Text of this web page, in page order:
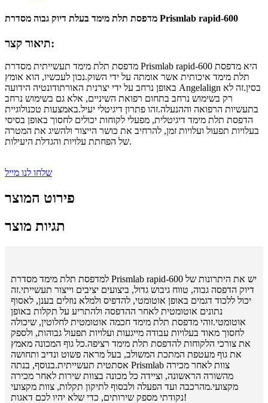
מדפסת תלת מימד בעלת דיוק גבוה מסדרת Prismlab rapid-600
תיאור קצר:
מדפסת תלת מימד תעשייתית מסדרת Prismlab rapid-600 היא מדפסת
תלת מימד איכותית אשר אומתה על ידי השוק.נכון לעכשיו, הוא אומץ
באופן נרחב על ידי יצרנית האורתודונטיה הידועה Angelalign בסין.זה לא
רק בשימוש נרחב בתחום רפואת השיניים, אלא גם בשימוש נרחב
בתעשיות הרפואה וההנעלה.זהו פתרון דיגיטלי יעיל.באמצעות טכנולוגיית
הדפסת תלת מימד דיגיטלית, מפעלי לקוחות יכולים לחסוך באופן בסיסי
בעלויות תפעול ועלויות זמן, להרחיב את כושר הייצור ולהשיג את המטרה
של הפחתת עלויות והגדלת היעילות.
שלחו לנו מייל
פירוט המוצר
תגיות מוצר
למדפסת תלת מימד מסדרת Prismlab rapid-600 יש את היתרונות של
דיוק הדפסה גבוה, טווח גיבוש גדול, ביצועים יציבים וייצור תעשייתי.זה
יכול ללכוד דגמים באופן אוטומטי, להדפיס ולמלא נוזלים בענן, לאסוף
נתונים אוטומטית לאחר ההדפסה ולהתריע על תקלות באופן
אוטומטי.זוהי מדפסת תלת מימד חכמה אוטומטית לחלוטין, שיכולה
לחסוך מאוד בעלויות עבודה מייגעות ועלויות תפעול גבוהות, ולספק
את צורכי הלקוחות להדפסת תלת מימד רציפה.כל גוף המכונה מאמץ
את גוף מעטפת המתכת המשולב, בעל מראה פשוט ונדיב ותחושה
אסתטית תעשייתית.בנוסף, בנתה Prismlab צוות לאחר מכירה
מהשורה הראשונה, וציידה כל מכונה בצוות שירות לאחר מכירה
מקצועי.מהרכבה ועד הפעלה ולבסוף לתיקון תקלות, צוות מקצועי
נקודתי מספק שירותים, כדי שלא יהיו לכם דאגות!